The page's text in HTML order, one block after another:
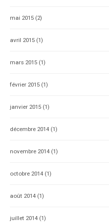
mai 2015 (2)
avril 2015 (1)
mars 2015 (1)
février 2015 (1)
janvier 2015 (1)
décembre 2014 (1)
novembre 2014 (1)
octobre 2014 (1)
août 2014 (1)
juillet 2014 (1)